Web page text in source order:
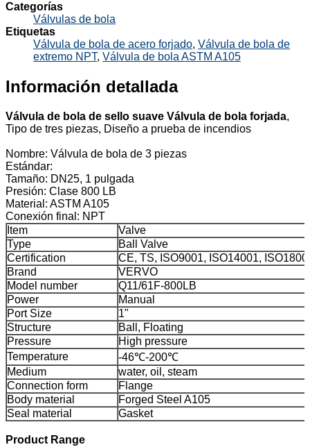
Categorías
Válvulas de bola
Etiquetas
Válvula de bola de acero forjado, Válvula de bola de
extremo NPT, Válvula de bola ASTM A105
Información detallada
Válvula de bola de sello suave Válvula de bola forjada,
Tipo de tres piezas, Diseño a prueba de incendios
Nombre: Válvula de bola de 3 piezas
Estándar:
Tamaño: DN25, 1 pulgada
Presión: Clase 800 LB
Material: ASTM A105
Conexión final: NPT
Item
Valve
Type
Ball Valve
Certification
CE, TS, ISO9001, ISO14001,
Brand
VERVO
Model number
Q11/61F-800LB
Power
Manual
Port Size
1"
Structure
Ball, Floating
Pressure
High pressure
Temperature
-46℃-200℃
Medium
water, oil, steam
Connection form
Flange
Body material
Forged Steel A105
Seal material
Gasket
Product Range